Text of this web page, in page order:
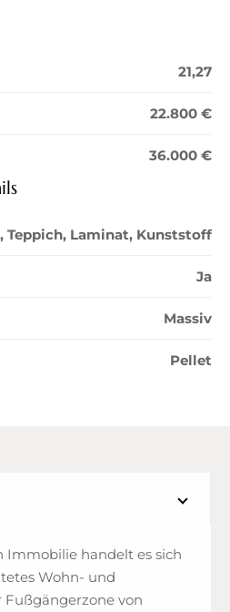
21,27
22.800 €
36.000 €
Teppich, Laminat, Kunststoff
Ja
Massiv
Pellet
Immobilie handelt es sich
Wohn- und
Fußgängerzone von